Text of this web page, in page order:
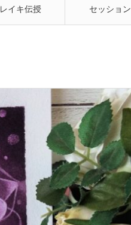
レイキ伝授 セッション